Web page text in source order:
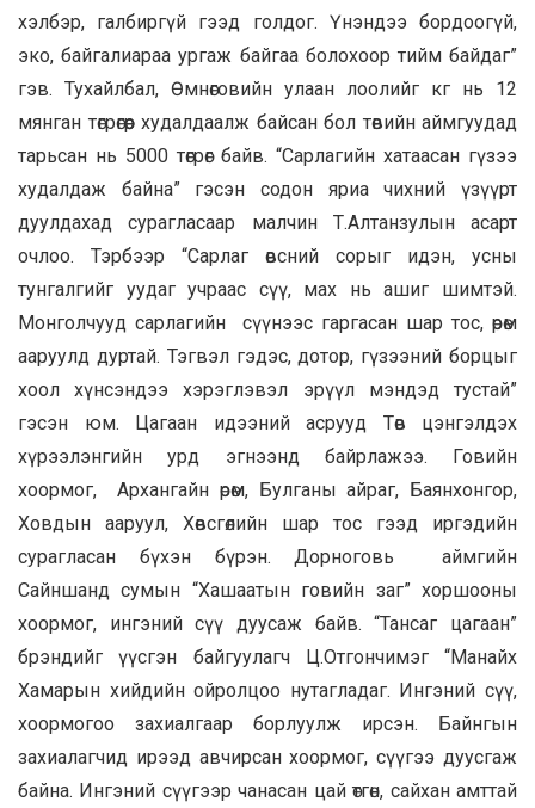
хэлбэр, галбиргүй гээд голдог. Үнэндээ бордоогүй,
эко, байгалиараа ургаж байгаа болохоор тийм байдаг”
гэв. Тухайлбал, Өмнөговийн улаан лоолийг кг нь 12
мянган төгрөгөөр худалдаалж байсан бол төвийн аймгуудад
тарьсан нь 5000 төгрөг байв. “Сарлагийн хатаасан гүзээ
худалдаж байна” гэсэн содон яриа чихний үзүүрт
дуулдахад сурагласаар малчин Т.Алтанзулын асарт
очлоо. Тэрбээр “Сарлаг өвсний сорыг идэн, усны
тунгалгийг уудаг учраас сүү, мах нь ашиг шимтэй.
Монголчууд сарлагийн сүүнээс гаргасан шар тос, өрөм
ааруулд дуртай. Тэгвэл гэдэс, дотор, гүзээний борцыг
хоол хүнсэндээ хэрэглэвэл эрүүл мэндэд тустай”
гэсэн юм. Цагаан идээний асрууд Төв цэнгэлдэх
хүрээлэнгийн урд эгнээнд байрлажээ. Говийн
хоормог, Архангайн өрөм, Булганы айраг, Баянхонгор,
Ховдын ааруул, Хөвсгөлийн шар тос гээд иргэдийн
сурагласан бүхэн бүрэн. Дорноговь аймгийн
Сайншанд сумын “Хашаатын говийн заг” хоршооны
хоормог, ингэний сүү дуусаж байв. “Тансаг цагаан”
брэндийг үүсгэн байгуулагч Ц.Отгончимэг “Манайх
Хамарын хийдийн ойролцоо нутагладаг. Ингэний сүү,
хоормогоо захиалгаар борлуулж ирсэн. Байнгын
захиалагчид ирээд авчирсан хоормог, сүүгээ дуусгаж
байна. Ингэний сүүгээр чанасан цай өтгөн, сайхан амттай